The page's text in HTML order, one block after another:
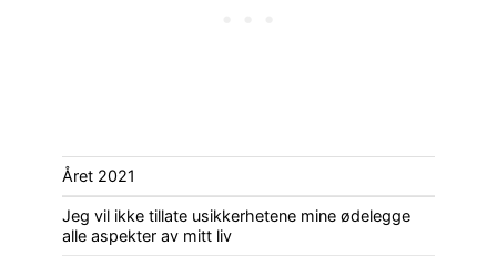
Året 2021
Jeg vil ikke tillate usikkerhetene mine ødelegge
alle aspekter av mitt liv